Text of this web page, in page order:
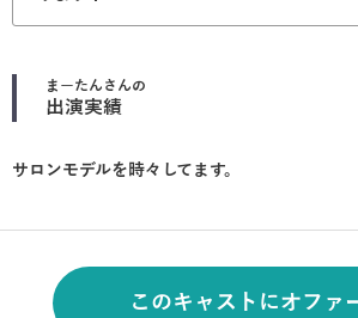
まーたん さんの
出演実績
サロンモデルを時々してます。
このキャストにオファ